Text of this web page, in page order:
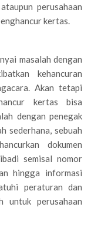
perusahaan
kertas.
masalah dengan
kehancuran
Akan tetapi
kertas bisa
dengan penegak
sederhana, sebuah
dokumen
semisal nomor
hingga informasi
peraturan dan
untuk perusahaan